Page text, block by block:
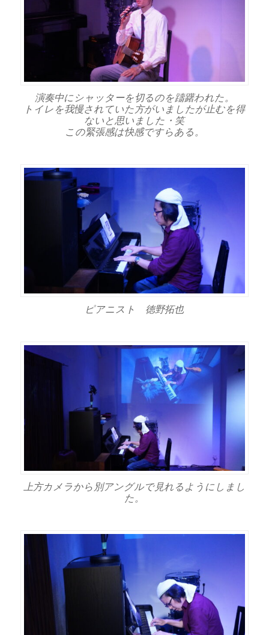
演奏中にシャッターを切るのを躊躇われた。
トイレを我慢されていた方がいましたが止むを得
ないと思いました・笑
この緊張感は快感ですらある。
ピアニスト 徳野拓也
上方カメラから別アングルで見れるようにしまし
た。